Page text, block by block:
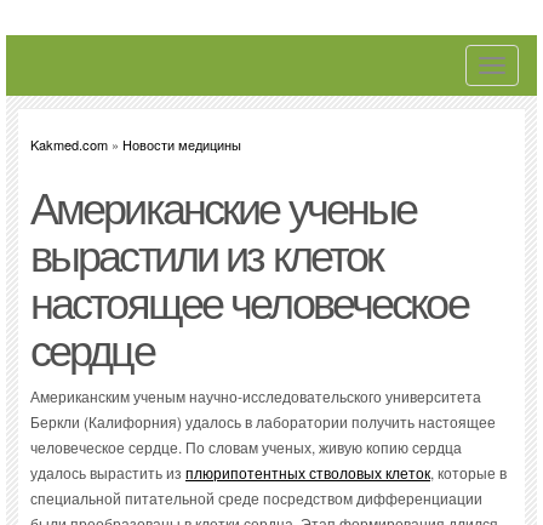
Toggle
Kakmed.com » Новости медицины
Американские ученые
вырастили из клеток
настоящее человеческое
сердце
Американским ученым научно-исследовательского университета
Беркли (Калифорния) удалось в лаборатории получить настоящее
человеческое сердце. По словам ученых, живую копию сердца
удалось вырастить из плюрипотентных стволовых клеток, которые в
специальной питательной среде посредством дифференциации